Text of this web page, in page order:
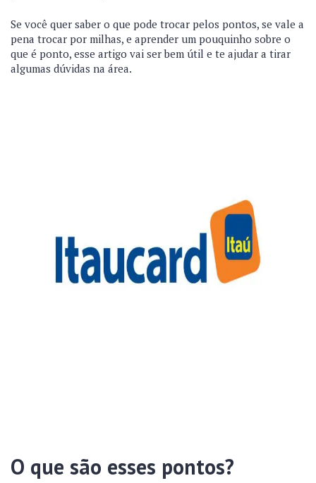
Se você quer saber o que pode trocar pelos pontos, se vale a
pena trocar por milhas, e aprender um pouquinho sobre o
que é ponto, esse artigo vai ser bem útil e te ajudar a tirar
algumas dúvidas na área.
O que são esses pontos?